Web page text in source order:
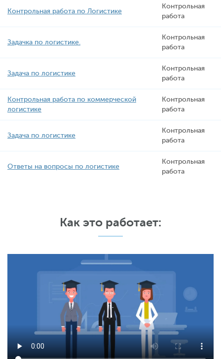
Контрольная работа по Логистике
Контрольная
работа
Задачка по логистике.
Контрольная
работа
Задача по логистике
Контрольная
работа
Контрольная работа по коммерческой
логистике
Контрольная
работа
Задача по логистике
Контрольная
работа
Ответы на вопросы по логистике
Контрольная
работа
Как это работает: